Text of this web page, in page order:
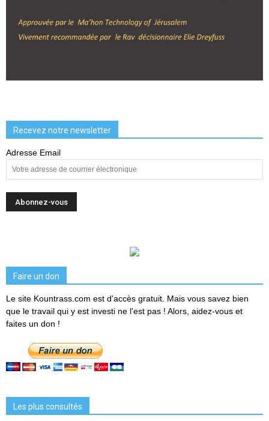
Recevez notre newsletter
Adresse Email
Faire un don
Le site Kountrass.com est d'accès gratuit. Mais vous savez bien
que le travail qui y est investi ne l'est pas ! Alors, aidez-vous et
faites un don !
Les plus consultés